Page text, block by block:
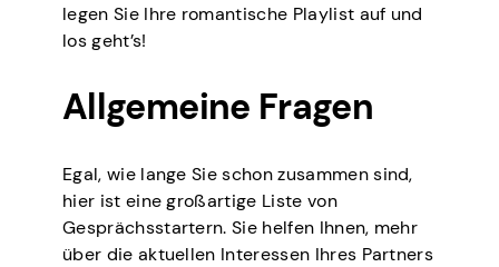
legen Sie Ihre romantische Playlist auf und
los geht’s!
Allgemeine Fragen
Egal, wie lange Sie schon zusammen sind,
hier ist eine großartige Liste von
Gesprächsstartern. Sie helfen Ihnen, mehr
über die aktuellen Interessen Ihres Partners